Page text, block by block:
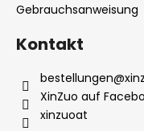
Gebrauchsanweisung
Kontakt
bestellungen@
XinZuo auf
xinzuoat